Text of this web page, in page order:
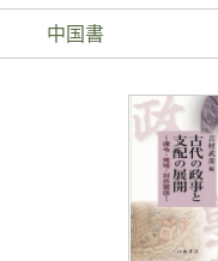
中国書